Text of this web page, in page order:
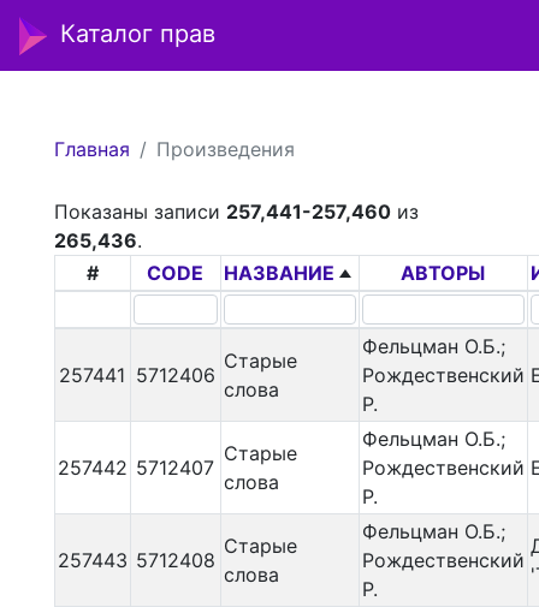
Каталог прав
Главная Произведения
Показаны записи 257,441-257,460из
265,436.
#
CODE НАЗВАНИЕ АВТОРЫ
257441 5712406
Старые
слова
Фельцман О.Б.;
Рождественский
Р.
257442 5712407
Старые
слова
Фельцман О.Б.;
Рождественский
Р.
257443 5712408
Старые
слова
Фельцман О.Б.;
Рождественский
Р.